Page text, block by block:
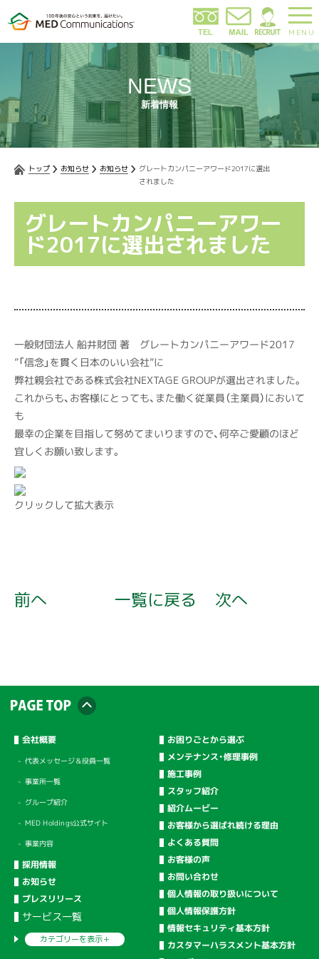
NEWS
新着情報
トップ お知らせ お知らせ
グレートカンパニーアワード2017に選出
されました
グレートカンパニーアワー
ド2017に選出されました
一般財団法人 船井財団 著 グレートカンパニーアワード2017
”「信念」を貫く日本のいい会社”に
弊社親会社である株式会社NEXTAGE GROUPが選出されました。
これからも、お客様にとっても、また働く従業員（主業員）において
も
最幸の企業を目指して努めてまいりますので、何卒ご愛顧のほど
宜しくお願い致します。
クリックして拡大表示
前へ 一覧に戻る 次へ
会社概要
代表メッセージ＆役員一覧
事業所一覧
グループ紹介
MED Holdings公式サイト
事業内容
採用情報
お知らせ
プレスリリース
サービス一覧
カテゴリーを表示＋
お困りごとから選ぶ
メンテナンス・修理事例
施工事例
スタッフ紹介
紹介ムービー
お客様から選ばれ続ける理由
よくある質問
お客様の声
お問い合わせ
個人情報の取り扱いについて
個人情報保護方針
情報セキュリティ基本方針
カスタマーハラスメント基本方針
MENU